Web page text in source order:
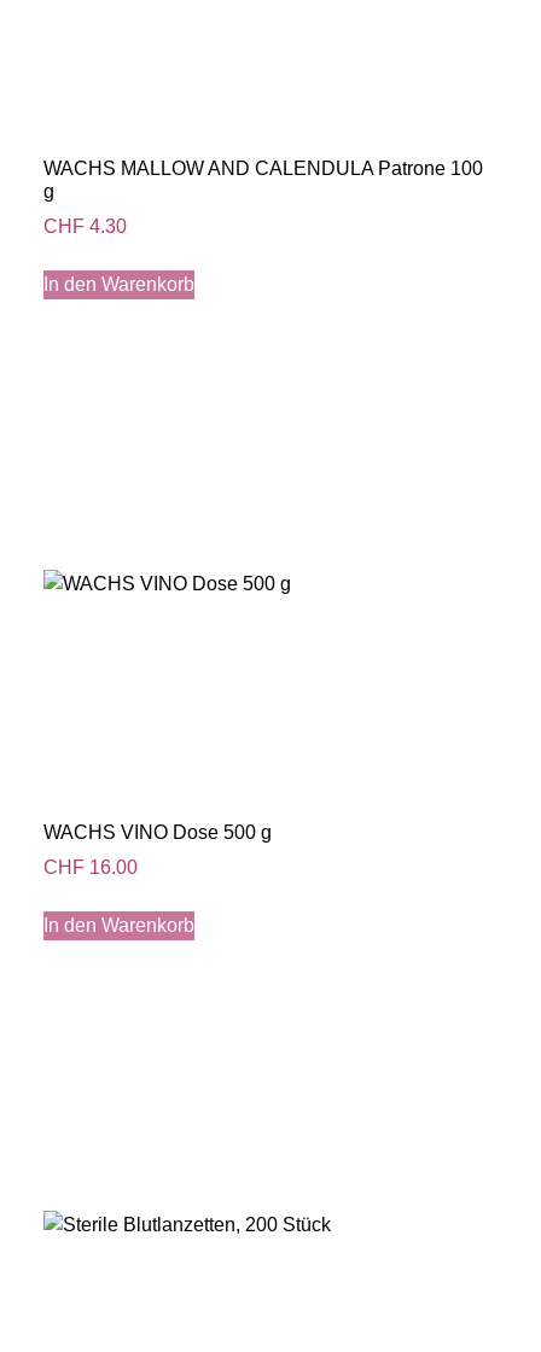
WACHS MALLOW AND CALENDULA Patrone 100
g
CHF 4.30
In den Warenkorb
WACHS VINO Dose 500 g
CHF 16.00
In den Warenkorb